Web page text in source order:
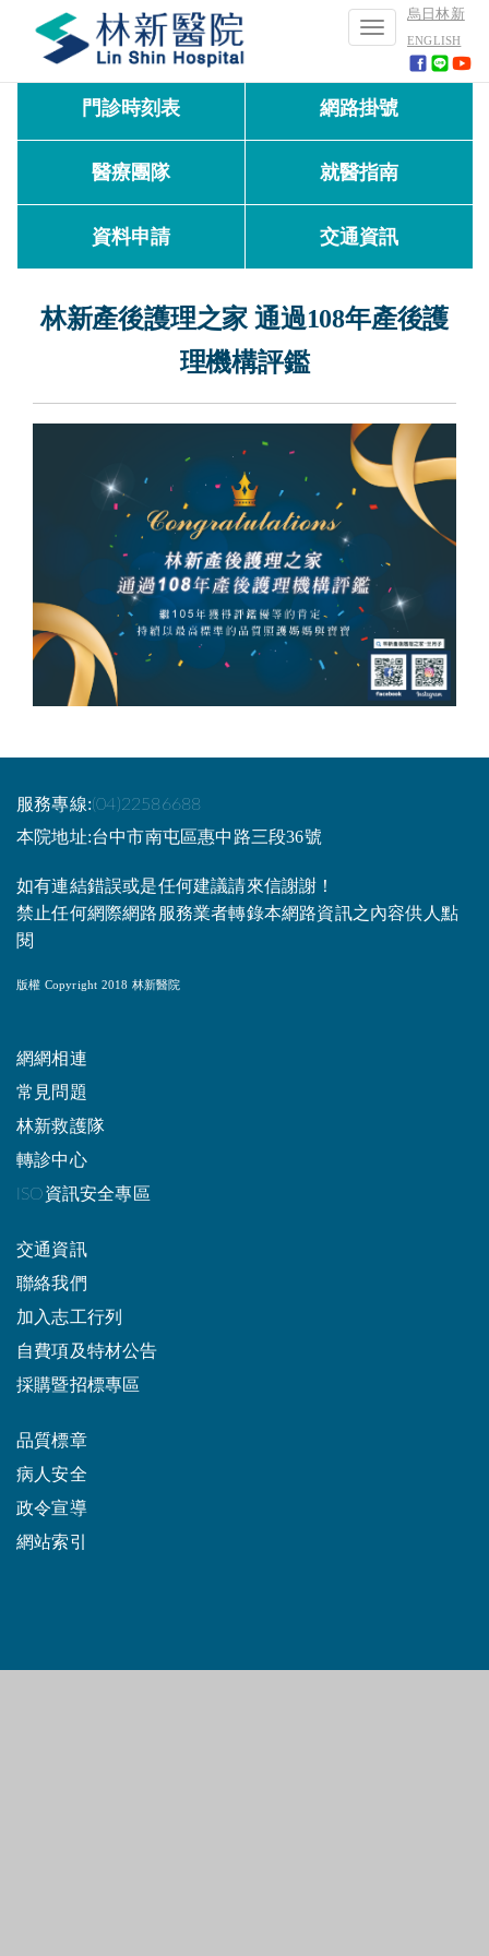
烏日林新
ENGLISH
Toggle
navigation
門診時刻表 網路掛號
醫療團隊 就醫指南
資料申請 交通資訊
林新產後護理之家 通過108年產後護
理機構評鑑
服務專線:(04)22586688
本院地址:台中市南屯區惠中路三段36號
如有連結錯誤或是任何建議請來信謝謝！
禁止任何網際網路服務業者轉錄本網路資訊之內容供人點
閱
版權 Copyright 2018 林新醫院
網網相連
常見問題
林新救護隊
轉診中心
ISO資訊安全專區
交通資訊
聯絡我們
加入志工行列
自費項及特材公告
採購暨招標專區
品質標章
病人安全
政令宣導
網站索引